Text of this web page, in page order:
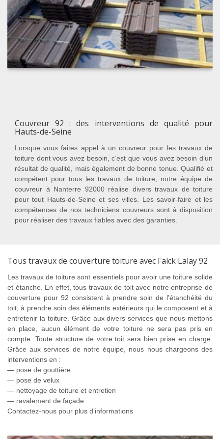
Couvreur 92 : des interventions de qualité pour
Hauts-de-Seine
Lorsque vous faites appel à un couvreur pour les travaux de
toiture dont vous avez besoin, c’est que vous avez besoin d’un
résultat de qualité, mais également de bonne tenue. Qualifié et
compétent pour tous les travaux de toiture, notre équipe de
couvreur à Nanterre 92000 réalise divers travaux de toiture
pour tout Hauts-de-Seine et ses villes. Les savoir-faire et les
compétences de nos techniciens couvreurs sont à disposition
pour réaliser des travaux fiables avec des garanties.
Tous travaux de couverture toiture avec Falck Lalay 92
Les travaux de toiture sont essentiels pour avoir une toiture solide
et étanche. En effet, tous travaux de toit avec notre entreprise de
couverture pour 92 consistent à prendre soin de l’étanchéité du
toit, à prendre soin des éléments extérieurs qui le composent et à
entretenir la toiture. Grâce aux divers services que nous mettons
en place, aucun élément de votre toiture ne sera pas pris en
compte. Toute structure de votre toit sera bien prise en charge.
Grâce aux services de notre équipe, nous nous chargeons des
interventions en :
— pose de gouttière
— pose de velux
— nettoyage de toiture et entretien
— ravalement de façade
Contactez-nous pour plus d’informations